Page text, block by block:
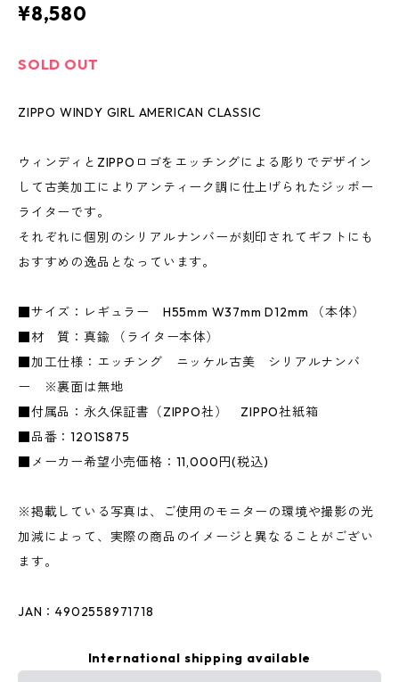
¥8,580
SOLD OUT
ZIPPO WINDY GIRL AMERICAN CLASSIC
ウィンディとZIPPOロゴをエッチングによる彫りでデザイン
して古美加工によりアンティーク調に仕上げられたジッポー
ライターです。
それぞれに個別のシリアルナンバーが刻印されてギフトにも
おすすめの逸品となっています。
■サイズ：レギュラー H55mm W37mm D12mm （本体）
■材 質：真鍮 （ライター本体）
■加工仕様：エッチング ニッケル古美 シリアルナンバ
ー ※裏面は無地
■付属品：永久保証書（ZIPPO社） ZIPPO社紙箱
■品番：1201S875
■メーカー希望小売価格：11,000円(税込)
※掲載している写真は、ご使用のモニターの環境や撮影の光
加減によって、実際の商品のイメージと異なることがござい
ます。
JAN：4902558971718
International shipping available